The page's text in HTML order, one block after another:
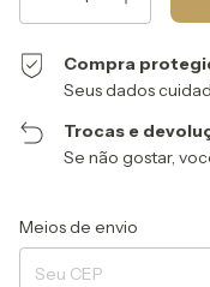
Compra
Seus dados
Trocas e
Se não gostar,
Entregas para o CEP:
Meios de envio